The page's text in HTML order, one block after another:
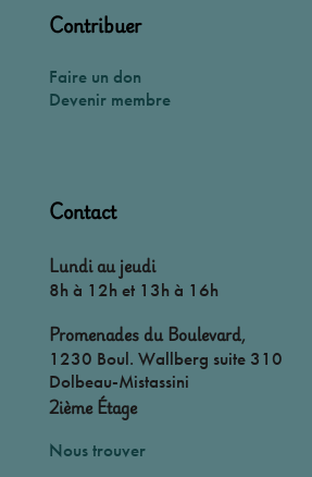
Contribuer
Faire un don
Devenir membre
Contact
Lundi au jeudi
8h à 12h et 13h à 16h
Promenades du Boulevard,
1230 Boul. Wallberg suite 310
Dolbeau-Mistassini
2ième Étage
Nous trouver